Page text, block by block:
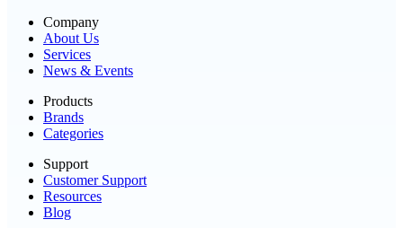
Company
About Us
Services
News & Events
Products
Brands
Categories
Support
Customer Support
Resources
Blog